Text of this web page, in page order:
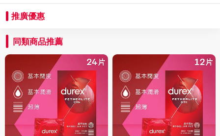
推廣優惠
同類商品推薦